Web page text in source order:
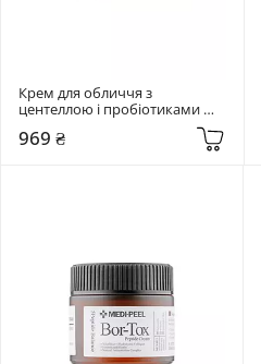
Крем для обличчя з
центеллою і пробіотиками
SKIN1004 50 мл Madagascar
Centella Probio-Cica Enrich
969 ₴